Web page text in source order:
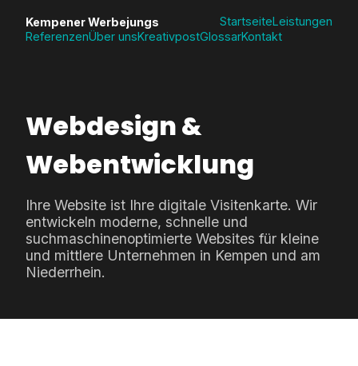
Kempener Werbejungs StartseiteLeistungen
ReferenzenÜber unsKreativpostGlossarKontakt
Webdesign &
Webentwicklung
Ihre Website ist Ihre digitale Visitenkarte. Wir
entwickeln moderne, schnelle und
suchmaschinenoptimierte Websites für kleine
und mittlere Unternehmen in Kempen und am
Niederrhein.